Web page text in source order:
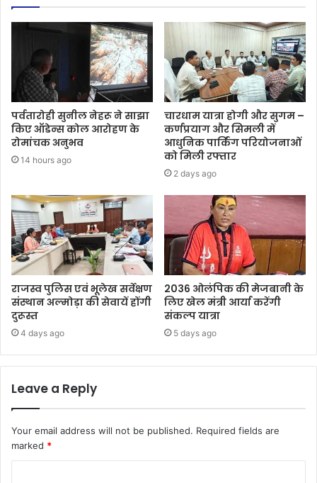
पर्वतारोही सुनील नेहरू ने साझा
किए ऑडेन्स कोल आरोहण के
रोमांचक अनुभव
14 hours ago
चारधाम यात्रा होगी और सुगम –
कर्णप्रयाग और सिमली में
आधुनिक पार्किंग परियोजनाओं
को मिली रफ्तार
2 days ago
राजस्व पुलिस एवं भूलेख सर्वेक्षण
संस्थान अल्मोड़ा की सेवायें होंगी
दुरूस्त
4 days ago
2036 ओलंपिक की मेजबानी के
लिए खेल मंत्री आर्या करेंगी
संकल्प यात्रा
5 days ago
Leave a Reply
Your email address will not be published. Required fields are
marked *